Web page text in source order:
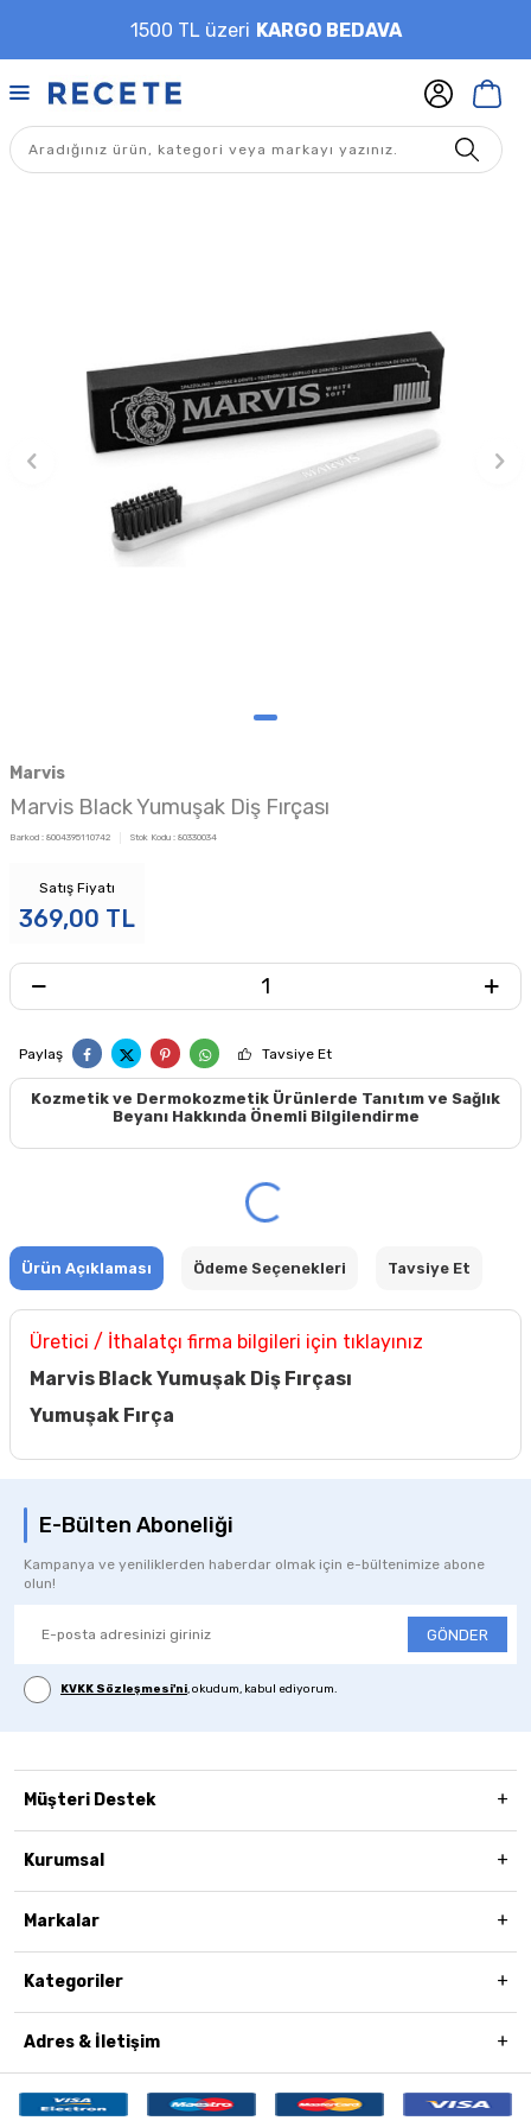
1500 TL üzeri KARGO BEDAVA
Marvis
Marvis Black Yumuşak Diş Fırçası
Barkod : 8004395110742 Stok Kodu : 80330034
Satış Fiyatı
369,00 TL
Paylaş Tavsiye Et
Kozmetik ve Dermokozmetik Ürünlerde Tanıtım ve Sağlık
Beyanı Hakkında Önemli Bilgilendirme
Ürün Açıklaması Ödeme Seçenekleri Tavsiye Et
Üretici / İthalatçı firma bilgileri için tıklayınız
Marvis Black Yumuşak Diş Fırçası
Yumuşak Fırça
E-Bülten Aboneliği
Kampanya ve yeniliklerden haberdar olmak için e-bültenimize abone
olun!
GÖNDER
KVKK Sözleşmesi'ni, okudum, kabul ediyorum.
Müşteri Destek
Kurumsal
Markalar
Kategoriler
Adres & İletişim